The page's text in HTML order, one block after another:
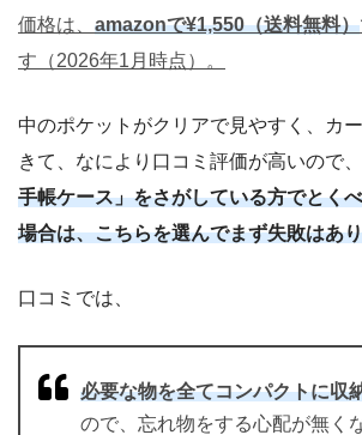
価格は、 amazonで¥1,550（送料無料）
す（2026年1月時点）。
中のポケットがクリアで見やすく、カ
きて、なにより口コミ評価が高いので、
手帳ケース」をさがしている方でとく
場合は、こちらを選んでまず失敗はあ
口コミでは、
必要な物を全てコンパクトに収
ので、忘れ物をする心配が無く